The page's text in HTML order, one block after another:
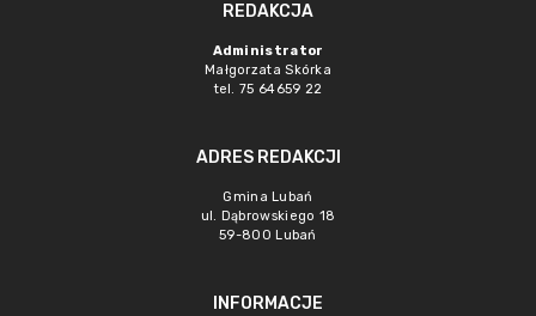
REDAKCJA
Administrator
Małgorzata Skórka
tel. 75 64659 22
ADRES REDAKCJI
Gmina Lubań
ul. Dąbrowskiego 18
59-800 Lubań
INFORMACJE